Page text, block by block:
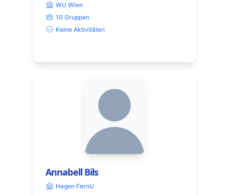
WU Wien
10 Gruppen
Keine Aktivitäten
Annabell Bils
Hagen FernU